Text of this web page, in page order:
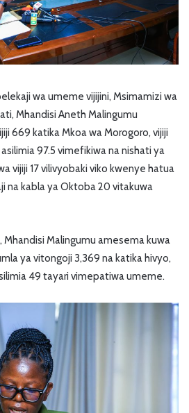
wa umeme vijijini, Msimamizi wa
Mhandisi Aneth Malingumu
669 katika Mkoa wa Morogoro, vijiji
97.5 vimefikiwa na nishati ya
vijiji 17 vilivyobaki viko kwenye hatua
na kabla ya Oktoba 20 vitakuwa
Mhandisi Malingumu amesema kuwa
ya vitongoji 3,369 na katika hivyo,
49 tayari vimepatiwa umeme.